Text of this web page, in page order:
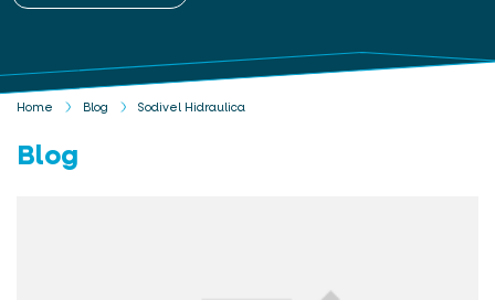
Home Blog Sodivel Hidraulica
Blog